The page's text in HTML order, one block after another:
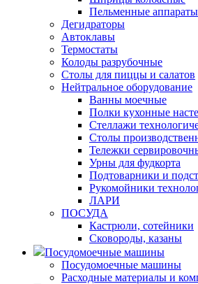
Пельменные аппараты
Дегидраторы
Автоклавы
Термостаты
Колоды разрубочные
Столы для пиццы и салатов
Нейтральное оборудование
Ванны моечные
Полки кухонные
Стеллажи
Столы
Тележки
Урны для фудкорта
Подтоварники и
Рукомойники
ЛАРИ
ПОСУДА
Кастрюли, сотейники
Сковороды, казаны
Посудомоечные машины
Посудомоечные машины
Расходные материалы и